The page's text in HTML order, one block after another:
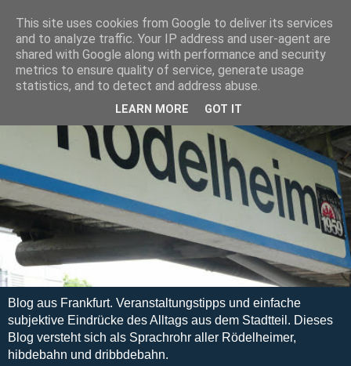
Blog aus Frankfurt. Veranstaltungstipps und einfache
subjektive Eindrücke des Alltags aus dem Stadtteil. Dieses
Blog versteht sich als Sprachrohr aller Rödelheimer,
hibdebahn und dribbdebahn.
This site uses cookies from Google to deliver its services
and to analyze traffic. Your IP address and user-agent are
shared with Google along with performance and security
metrics to ensure quality of service, generate usage
statistics, and to detect and address abuse.
LEARN MORE GOT IT